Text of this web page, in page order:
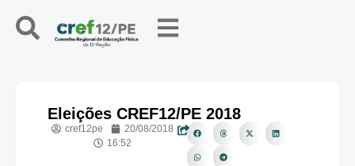
Eleições CREF12/PE 2018
cref12pe
20/08/2018
16:52